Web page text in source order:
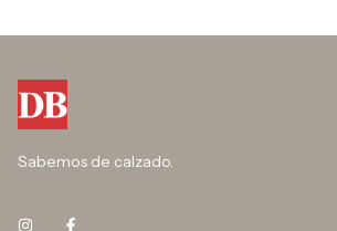
Sabemos de calzado.